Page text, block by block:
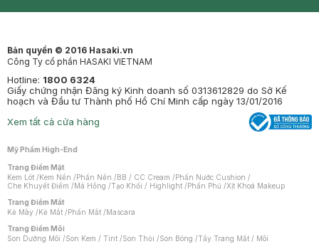
Bản quyền © 2016 Hasaki.vn
Công Ty cổ phần HASAKI VIETNAM
Hotline: 1800 6324
Giấy chứng nhận Đăng ký Kinh doanh số 0313612829 do Sở Kế
hoạch và Đầu tư Thành phố Hồ Chí Minh cấp ngày 13/01/2016
Xem tất cả cửa hàng
Mỹ Phẩm High-End
Trang Điểm Mặt
Kem Lót /Kem Nền /Phấn Nền /BB / CC Cream /Phấn Nước Cushion /
Che Khuyết Điểm /Má Hồng /Tạo Khối / Highlight /Phấn Phủ /Xịt Khoá Makeup
Trang Điểm Mắt
Kẻ Mày /Kẻ Mắt /Phấn Mắt /Mascara
Trang Điểm Môi
Son Dưỡng Môi /Son Kem / Tint /Son Thỏi /Son Bóng /Tẩy Trang Mắt / Môi